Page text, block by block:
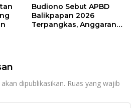
Budiono Sebut APBD
Balikpapan 2026
Terpangkas, Anggaran
dipublikasikan. Ruas yang wajib